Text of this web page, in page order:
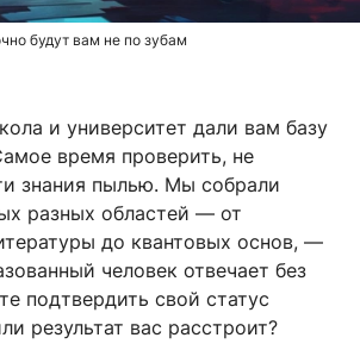
будут вам не по зубам
и университет дали вам базу
время проверить, не
знания пылью. Мы собрали
разных областей — от
до квантовых основ, —
человек отвечает без
подтвердить свой статус
результат вас расстроит?